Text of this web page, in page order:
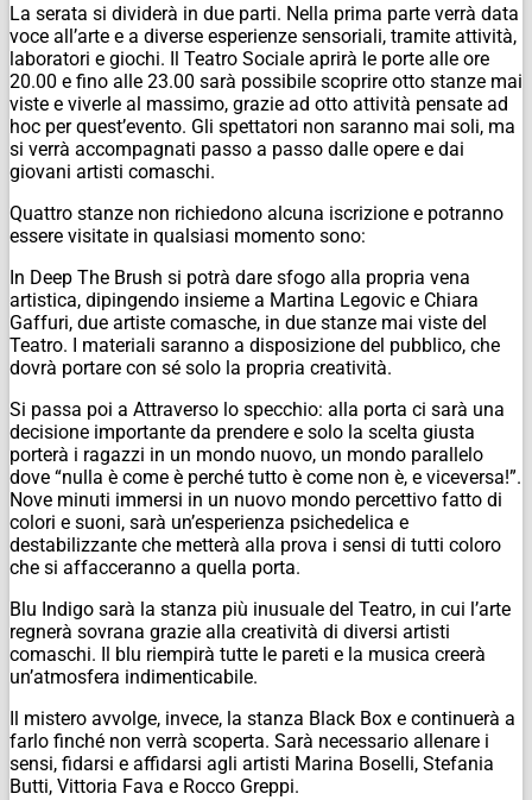
La serata si dividerà in due parti. Nella prima parte verrà data
voce all’arte e a diverse esperienze sensoriali, tramite attività,
laboratori e giochi. Il Teatro Sociale aprirà le porte alle ore
20.00 e fino alle 23.00 sarà possibile scoprire otto stanze mai
viste e viverle al massimo, grazie ad otto attività pensate ad
hoc per quest’evento. Gli spettatori non saranno mai soli, ma
si verrà accompagnati passo a passo dalle opere e dai
giovani artisti comaschi.
Quattro stanze non richiedono alcuna iscrizione e potranno
essere visitate in qualsiasi momento sono:
In Deep The Brush si potrà dare sfogo alla propria vena
artistica, dipingendo insieme a Martina Legovic e Chiara
Gaffuri, due artiste comasche, in due stanze mai viste del
Teatro. I materiali saranno a disposizione del pubblico, che
dovrà portare con sé solo la propria creatività.
Si passa poi a Attraverso lo specchio: alla porta ci sarà una
decisione importante da prendere e solo la scelta giusta
porterà i ragazzi in un mondo nuovo, un mondo parallelo
dove “nulla è come è perché tutto è come non è, e viceversa!”.
Nove minuti immersi in un nuovo mondo percettivo fatto di
colori e suoni, sarà un’esperienza psichedelica e
destabilizzante che metterà alla prova i sensi di tutti coloro
che si affacceranno a quella porta.
Blu Indigo sarà la stanza più inusuale del Teatro, in cui l’arte
regnerà sovrana grazie alla creatività di diversi artisti
comaschi. Il blu riempirà tutte le pareti e la musica creerà
un’atmosfera indimenticabile.
Il mistero avvolge, invece, la stanza Black Box e continuerà a
farlo finché non verrà scoperta. Sarà necessario allenare i
sensi, fidarsi e affidarsi agli artisti Marina Boselli, Stefania
Butti, Vittoria Fava e Rocco Greppi.